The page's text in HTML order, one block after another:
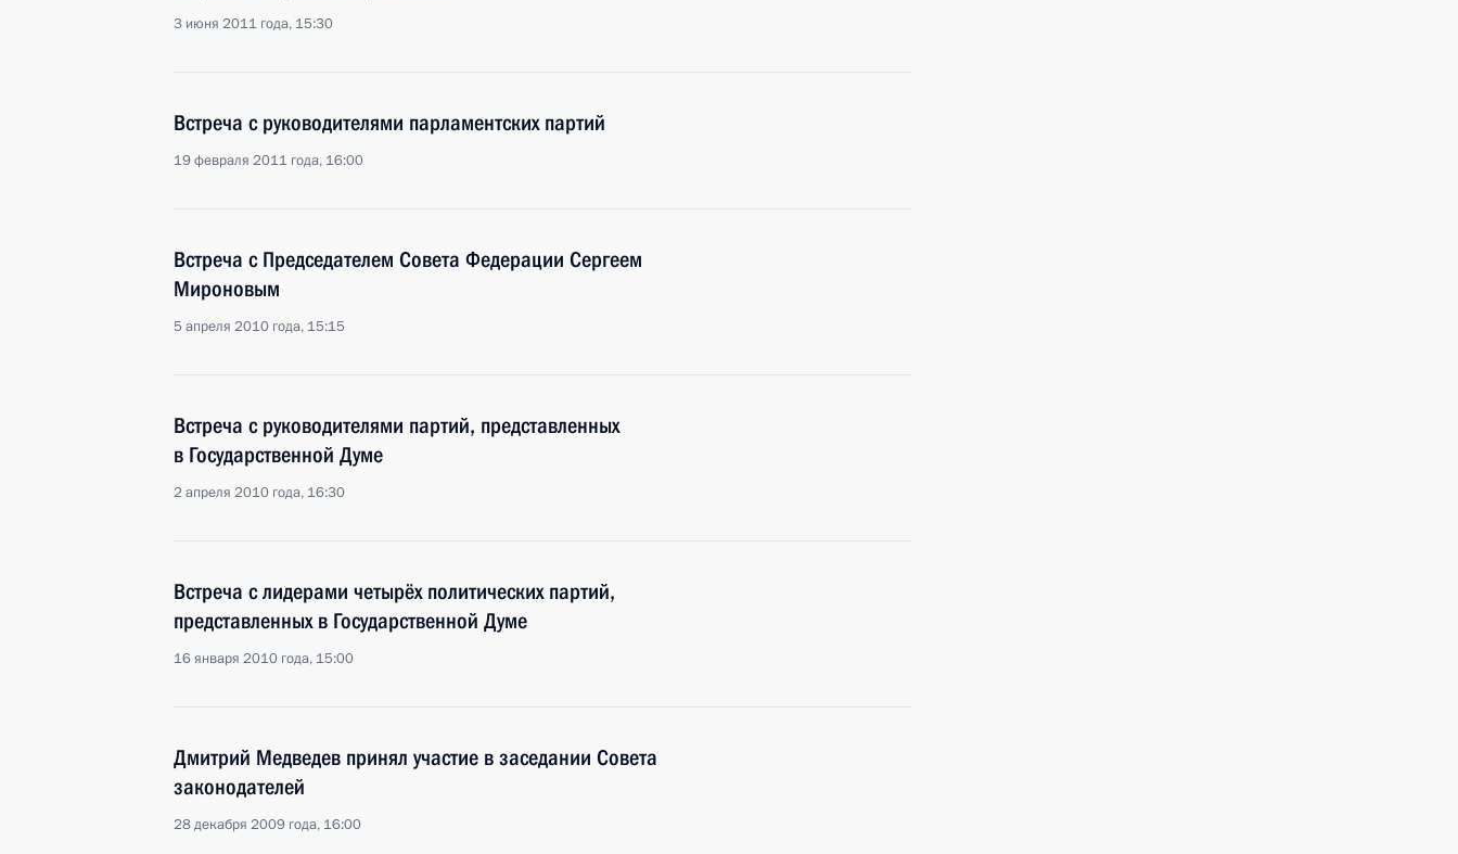
3 июня 2011 года, 15:30
Встреча с руководителями парламентских партий
19 февраля 2011 года, 16:00
Встреча с Председателем Совета Федерации Сергеем
Мироновым
5 апреля 2010 года, 15:15
Встреча с руководителями партий, представленных
в Государственной Думе
2 апреля 2010 года, 16:30
Встреча с лидерами четырёх политических партий,
представленных в Государственной Думе
16 января 2010 года, 15:00
Дмитрий Медведев принял участие в заседании Совета
законодателей
28 декабря 2009 года, 16:00